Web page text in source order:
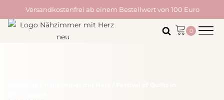
Versandkostenfrei ab einem Bestellwert von 100 Euro